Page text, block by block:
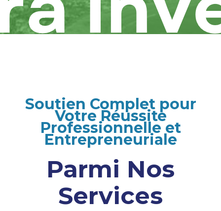
Soutien Complet pour
Votre Réussite
Professionnelle et
Entrepreneuriale
Parmi Nos
Services